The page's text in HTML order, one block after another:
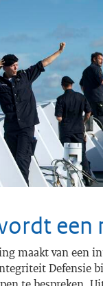
een
maakt van een
Defensie